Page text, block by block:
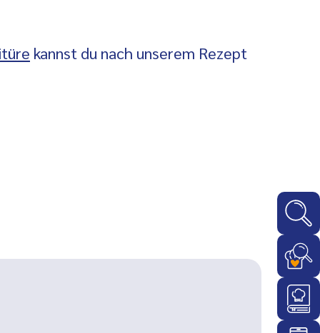
kannst du nach unserem Rezept